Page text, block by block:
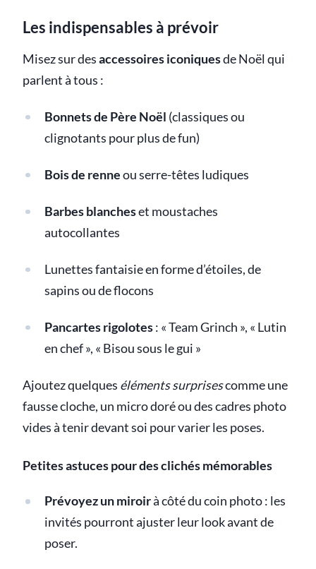
Les indispensables à prévoir
Misez sur desaccessoires iconiquesde Noël qui
parlent à tous :
Bonnets de Père Noël (classiques ou
clignotants pour plus de fun)
Bois de renneou serre-têtes ludiques
Barbes blancheset moustaches
autocollantes
Lunettes fantaisie en forme d’étoiles, de
sapins ou de flocons
Pancartes rigolotes: « Team Grinch », « Lutin
en chef », « Bisou sous le gui »
Ajoutez quelques éléments surprisescomme une
fausse cloche, un micro doré ou des cadres photo
vides à tenir devant soi pour varier les poses.
Petites astuces pour des clichés mémorables
Prévoyez un miroirà côté du coin photo : les
invités pourront ajuster leur look avant de
poser.